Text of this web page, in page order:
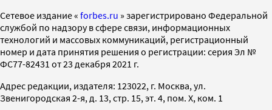
Cетевое издание « forbes.ru » зарегистрировано Федеральной
службой по надзору в сфере связи, информационных
технологий и массовых коммуникаций, регистрационный
номер и дата принятия решения о регистрации: серия Эл №
ФС77-82431 от 23 декабря 2021 г.
Адрес редакции, издателя: 123022, г. Москва, ул.
Звенигородская 2-я, д. 13, стр. 15, эт. 4, пом. X, ком. 1